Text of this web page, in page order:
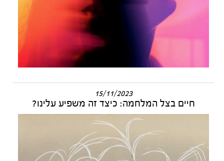
15/11/2023
חיים בצל המלחמה: כיצד זה משפיע עלינו?